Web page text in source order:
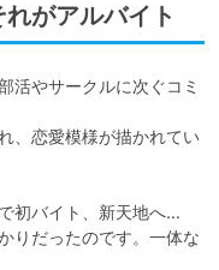
がアルバイト
活やサークルに次ぐコミ
、恋愛模様が描かれてい
初バイト、新天地へ…
りだったのです。一体な